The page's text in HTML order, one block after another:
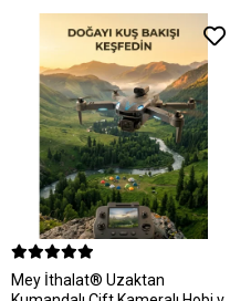
Mey İthalat® Uzaktan